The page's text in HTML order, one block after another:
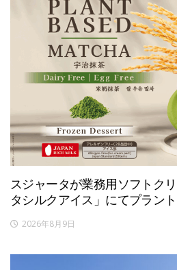
スジャータが業務用ソフトク
タシルクアイス」にてプラン
2026年8月9日